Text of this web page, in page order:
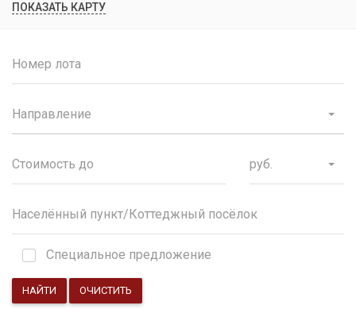
ПОКАЗАТЬ КАРТУ
Направление
руб.
Специальное предложение
НАЙТИ ОЧИСТИТЬ